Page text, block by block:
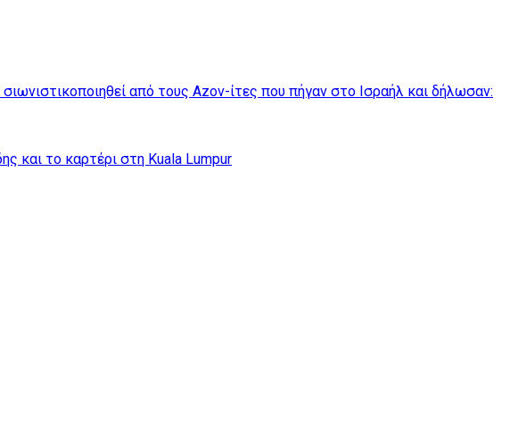
από τους Azov-ίτες που πήγαν στο Ισραήλ και δήλωσαν:
και το καρτέρι στη Kuala Lumpur